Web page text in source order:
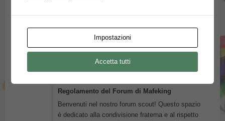
tutti voi, membri attivi e non, di tutte le associazioni
ha iniziato il topic
Regolamento del Forum di Mafeking
Benvenuti nel nostro forum scout! Questo spazio
è dedicato alla condivisione fraterna e al rispetto
Impostazioni
Accetta tutti